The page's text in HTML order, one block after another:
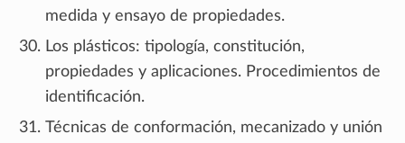
medida y ensayo de propiedades.
Los plásticos: tipología, constitución,
propiedades y aplicaciones. Procedimientos de
identificación.
Técnicas de conformación, mecanizado y unión